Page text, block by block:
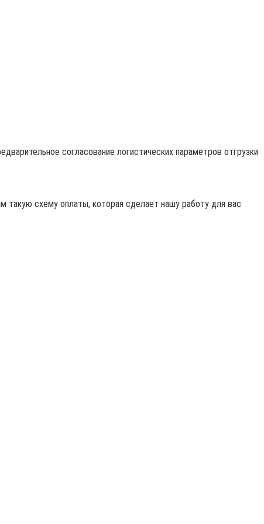
согласование логистических параметров отгрузки
схему оплаты, которая сделает нашу работу для вас